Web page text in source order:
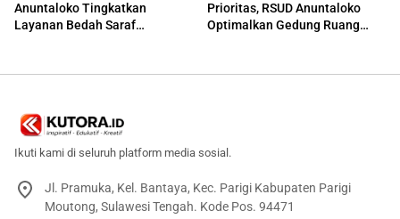
Anuntaloko Tingkatkan
Layanan Bedah Saraf
Prioritas, RSUD Anuntaloko
Optimalkan Gedung Ruang
Ikuti kami di seluruh platform media sosial.
Jl. Pramuka, Kel. Bantaya, Kec. Parigi Kabupaten Parigi
Moutong, Sulawesi Tengah. Kode Pos. 94471